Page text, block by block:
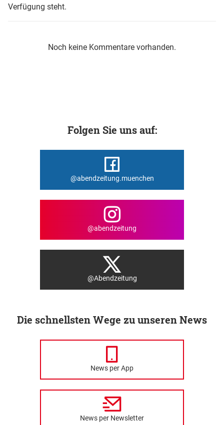
Verfügung steht.
Noch keine Kommentare vorhanden.
Folgen Sie uns auf:
@abendzeitung.muenchen
@abendzeitung
@Abendzeitung
Die schnellsten Wege zu unseren News
News per App
News per Newsletter